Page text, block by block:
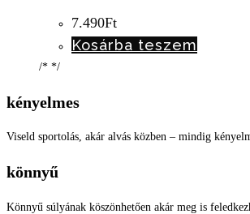
7.490Ft
Kosárba teszem
/* */
kényelmes
Viseld sportolás, akár alvás közben – mindig
könnyű
Könnyű súlyának köszönhetően akár meg is